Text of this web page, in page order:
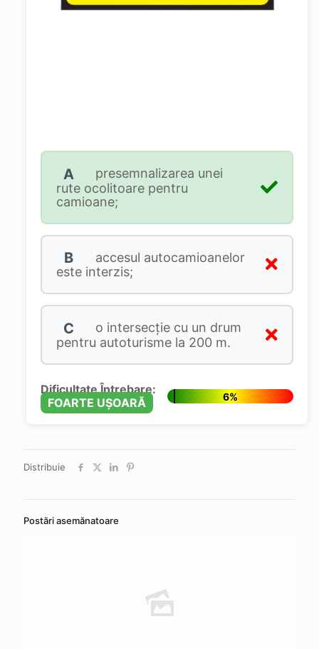
A
presemnalizarea unei
rute ocolitoare pentru
camioane;
B
accesul autocamioanelor
este interzis;
C
o intersecţie cu un drum
pentru autoturisme la 200 m.
Dificultate Întrebare:
FOARTE UȘOARĂ
6%
Distribuie
Postări asemănatoare